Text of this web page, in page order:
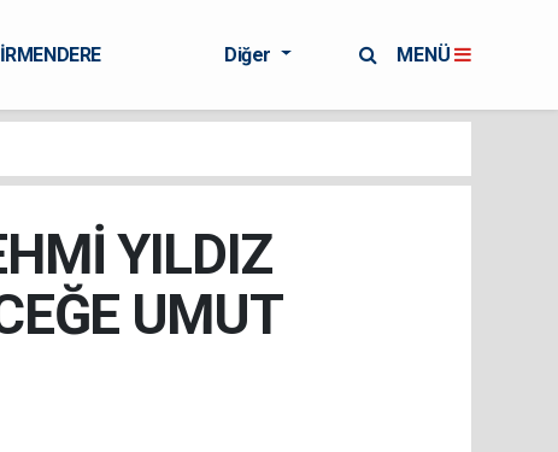
Diğer MENÜ
YILDIZ
UMUT